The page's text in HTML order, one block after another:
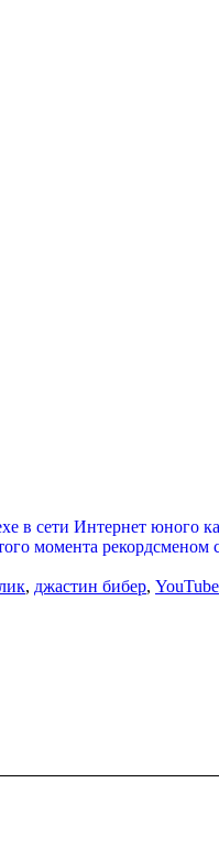
в сети Интернет юного
момента
, джастин бибер, YouTube